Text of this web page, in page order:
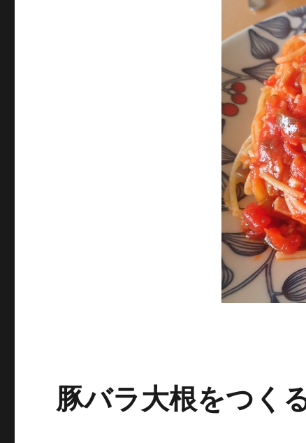
豚バラ大根をつく